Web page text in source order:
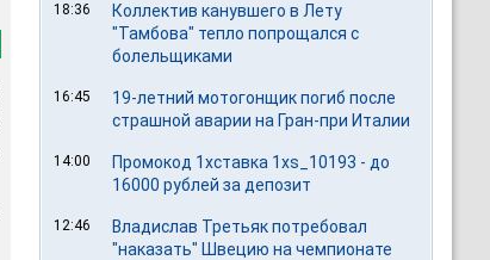
18:36
Коллектив канувшего в Лету
"Тамбова" тепло попрощался с
болельщиками
16:45
19-летний мотогонщик погиб после
страшной аварии на Гран-при Италии
14:00
Промокод 1хставка 1xs_10193 - до
16000 рублей за депозит
12:46
Владислав Третьяк потребовал
"наказать" Швецию на чемпионате